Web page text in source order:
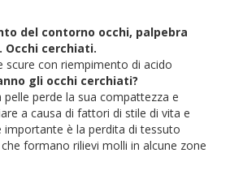
del contorno occhi, palpebra
Occhi cerchiati.
scure con riempimento di acido
gli occhi cerchiati?
pelle perde la sua compattezza e
a causa di fattori di stile di vita e
è la perdita di tessuto
formano rilievi molli in alcune zone